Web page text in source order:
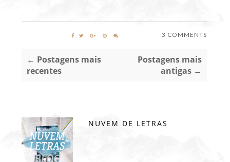
3 COMMENTS
← Postagens mais
recentes
Postagens mais
antigas →
NUVEM DE LETRAS